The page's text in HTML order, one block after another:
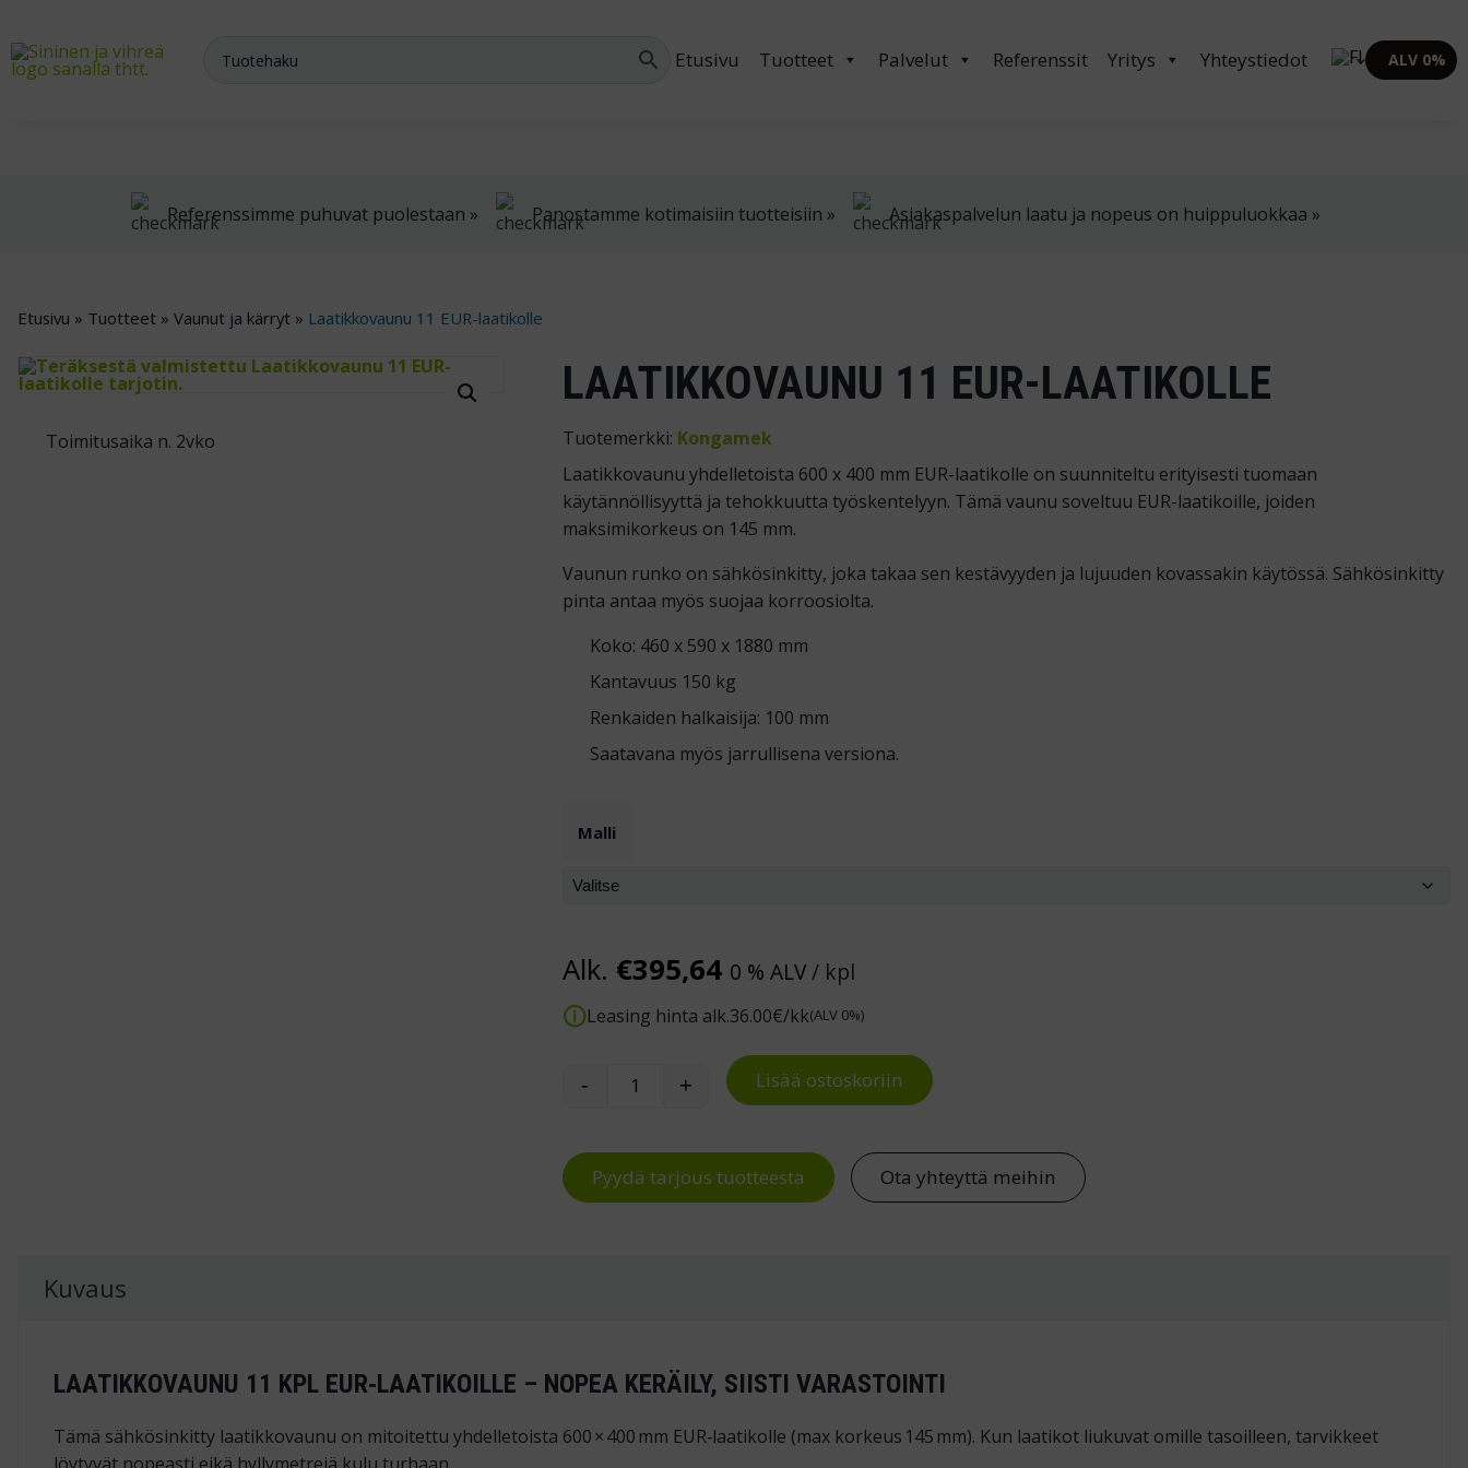
Etusivu Tuotteet Palvelut Referenssit Yritys Yhteystiedot ALV 0%
Referenssimme puhuvat puolestaan » Panostamme kotimaisiin tuotteisiin » Asiakaspalvelun laatu ja nopeus on huippuluokkaa »
Etusivu » Tuotteet » Vaunut ja kärryt » Laatikkovaunu 11 EUR-laatikolle
Toimitusaika n. 2vko
LAATIKKOVAUNU 11 EUR-LAATIKOLLE
Tuotemerkki: Kongamek
Laatikkovaunu yhdelletoista 600 x 400 mm EUR-laatikolle on suunniteltu erityisesti tuomaan
käytännöllisyyttä ja tehokkuutta työskentelyyn. Tämä vaunu soveltuu EUR-laatikoille, joiden
maksimikorkeus on 145 mm.
Vaunun runko on sähkösinkitty, joka takaa sen kestävyyden ja lujuuden kovassakin käytössä. Sähkösinkitty
pinta antaa myös suojaa korroosiolta.
Koko: 460 x 590 x 1880 mm
Kantavuus 150 kg
Renkaiden halkaisija: 100 mm
Saatavana myös jarrullisena versiona.
Malli
Alk. €395,64 0 % ALV/ kpl
Leasing hinta alk.36.00€/kk(ALV 0%)
Laatikkovaunu 11 EUR-laatikolle määrä
- + Lisää ostoskoriin
Pyydä tarjous tuotteesta Ota yhteyttä meihin
Kuvaus
LAATIKKOVAUNU 11 KPL EUR‑LAATIKOILLE – NOPEA KERÄILY, SIISTI VARASTOINTI
Tämä sähkösinkitty laatikkovaunu on mitoitettu yhdelletoista 600 × 400 mm EUR‑laatikolle (max korkeus 145 mm). Kun laatikot liukuvat omille tasoilleen, tarvikkeet